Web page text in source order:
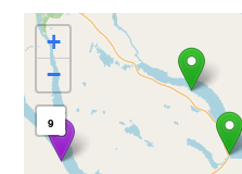
+
−
9